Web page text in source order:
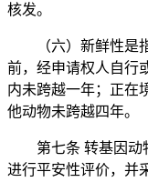
核发。
（六）新鲜性是指
前，经申请权人自行
内未跨越一年；正在
他动物未跨越四年。
第七条 转基因动
进行平安性评价，并